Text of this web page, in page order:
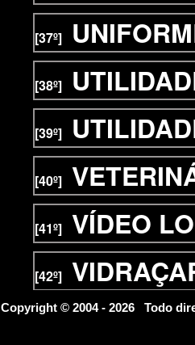
[37º]
[38º]
[39º]
[40º]
[41º] VÍDEO
[42º]
VISTORIA
Copyright © 2004 - 2026 Todo